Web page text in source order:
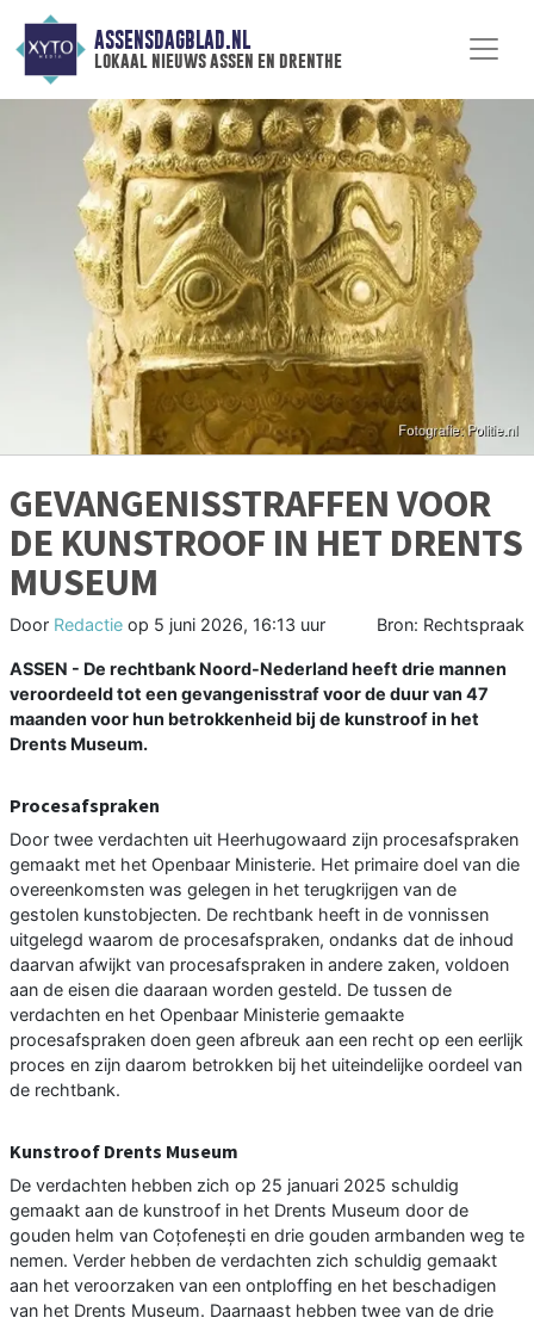
ASSENSDAGBLAD.NL
lokaal nieuws assen en drenthe
GEVANGENISSTRAFFEN VOOR
DE KUNSTROOF IN HET DRENTS
MUSEUM
Door Redactie op 5 juni 2026, 16:13 uur Bron: Rechtspraak
ASSEN - De rechtbank Noord-Nederland heeft drie mannen
veroordeeld tot een gevangenisstraf voor de duur van 47
maanden voor hun betrokkenheid bij de kunstroof in het
Drents Museum.
Procesafspraken
Door twee verdachten uit Heerhugowaard zijn procesafspraken
gemaakt met het Openbaar Ministerie. Het primaire doel van die
overeenkomsten was gelegen in het terugkrijgen van de
gestolen kunstobjecten. De rechtbank heeft in de vonnissen
uitgelegd waarom de procesafspraken, ondanks dat de inhoud
daarvan afwijkt van procesafspraken in andere zaken, voldoen
aan de eisen die daaraan worden gesteld. De tussen de
verdachten en het Openbaar Ministerie gemaakte
procesafspraken doen geen afbreuk aan een recht op een eerlijk
proces en zijn daarom betrokken bij het uiteindelijke oordeel van
de rechtbank.
Kunstroof Drents Museum
De verdachten hebben zich op 25 januari 2025 schuldig
gemaakt aan de kunstroof in het Drents Museum door de
gouden helm van Coțofenești en drie gouden armbanden weg te
nemen. Verder hebben de verdachten zich schuldig gemaakt
aan het veroorzaken van een ontploffing en het beschadigen
van het Drents Museum. Daarnaast hebben twee van de drie